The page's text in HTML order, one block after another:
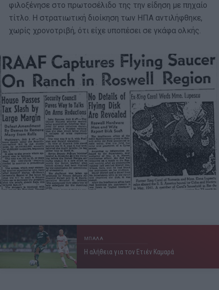
φιλοξένησε στο πρωτοσέλιδο της την είδηση με πηχαίο
τίτλο. Η στρατιωτική διοίκηση των ΗΠΑ αντιλήφθηκε,
χωρίς χρονοτριβή, ότι είχε υποπέσει σε γκάφα ολκής.
ΜΠΑΛΑ
Η αλήθεια για τον Ετιέν Καμαρά